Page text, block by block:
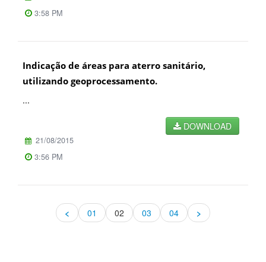
3:58 PM
Indicação de áreas para aterro sanitário,
utilizando geoprocessamento.
...
DOWNLOAD
21/08/2015
3:56 PM
< 01 02 03 04 >